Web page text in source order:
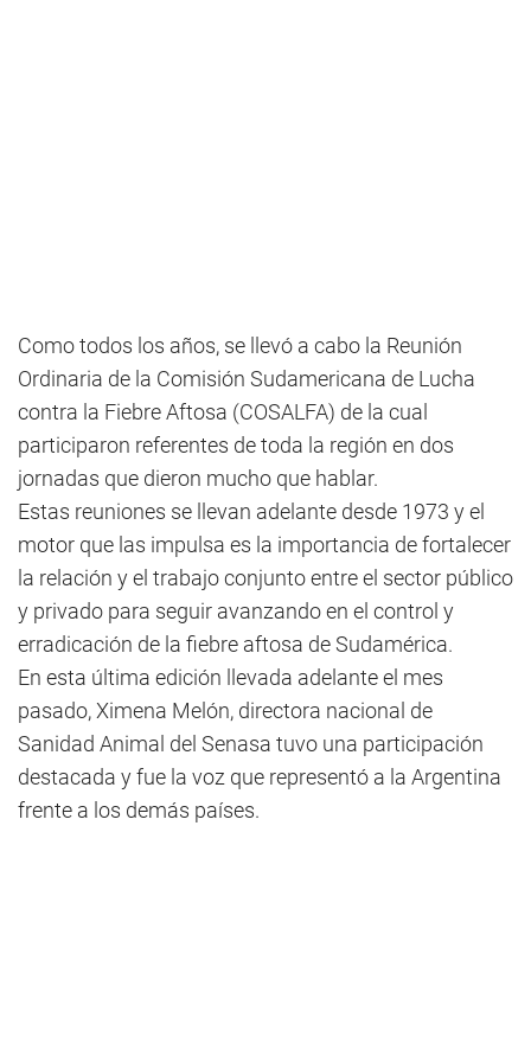
Como todos los años, se llevó a cabo la Reunión
Ordinaria de la Comisión Sudamericana de Lucha
contra la Fiebre Aftosa (COSALFA) de la cual
participaron referentes de toda la región en dos
jornadas que dieron mucho que hablar.
Estas reuniones se llevan adelante desde 1973 y el
motor que las impulsa es la importancia de fortalecer
la relación y el trabajo conjunto entre el sector público
y privado para seguir avanzando en el control y
erradicación de la fiebre aftosa de Sudamérica.
En esta última edición llevada adelante el mes
pasado, Ximena Melón, directora nacional de
Sanidad Animal del Senasa tuvo una participación
destacada y fue la voz que representó a la Argentina
frente a los demás países.